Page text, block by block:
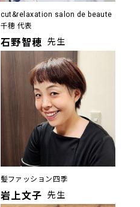
cut&relaxation salon de beaute
千穂 代表
石野智穂 先生
髪ファッション四季
岩上文子 先生